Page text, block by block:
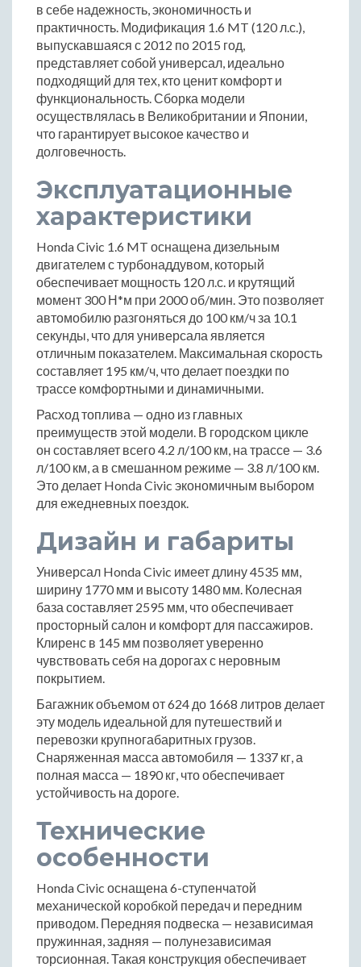
в себе надежность, экономичность и
практичность. Модификация 1.6 MT (120 л.с.),
выпускавшаяся с 2012 по 2015 год,
представляет собой универсал, идеально
подходящий для тех, кто ценит комфорт и
функциональность. Сборка модели
осуществлялась в Великобритании и Японии,
что гарантирует высокое качество и
долговечность.
Эксплуатационные
характеристики
Honda Civic 1.6 MT оснащена дизельным
двигателем с турбонаддувом, который
обеспечивает мощность 120 л.с. и крутящий
момент 300 Н*м при 2000 об/мин. Это позволяет
автомобилю разгоняться до 100 км/ч за 10.1
секунды, что для универсала является
отличным показателем. Максимальная скорость
составляет 195 км/ч, что делает поездки по
трассе комфортными и динамичными.
Расход топлива — одно из главных
преимуществ этой модели. В городском цикле
он составляет всего 4.2 л/100 км, на трассе — 3.6
л/100 км, а в смешанном режиме — 3.8 л/100 км.
Это делает Honda Civic экономичным выбором
для ежедневных поездок.
Дизайн и габариты
Универсал Honda Civic имеет длину 4535 мм,
ширину 1770 мм и высоту 1480 мм. Колесная
база составляет 2595 мм, что обеспечивает
просторный салон и комфорт для пассажиров.
Клиренс в 145 мм позволяет уверенно
чувствовать себя на дорогах с неровным
покрытием.
Багажник объемом от 624 до 1668 литров делает
эту модель идеальной для путешествий и
перевозки крупногабаритных грузов.
Снаряженная масса автомобиля — 1337 кг, а
полная масса — 1890 кг, что обеспечивает
устойчивость на дороге.
Технические
особенности
Honda Civic оснащена 6-ступенчатой
механической коробкой передач и передним
приводом. Передняя подвеска — независимая
пружинная, задняя — полунезависимая
торсионная. Такая конструкция обеспечивает